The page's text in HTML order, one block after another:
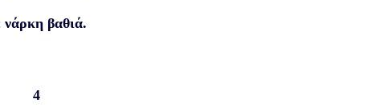
νάρκη βαθιά.
4